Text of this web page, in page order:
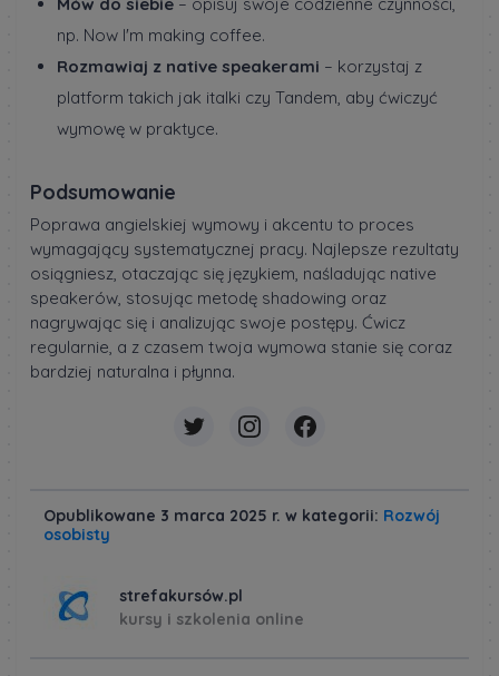
np. Now I'm making coffee.
Rozmawiaj z native speakerami – korzystaj z
platform takich jak italki czy Tandem, aby ćwiczyć
wymowę w praktyce.
Podsumowanie
Poprawa angielskiej wymowy i akcentu to proces
wymagający systematycznej pracy. Najlepsze rezultaty
osiągniesz, otaczając się językiem, naśladując native
speakerów, stosując metodę shadowing oraz
nagrywając się i analizując swoje postępy. Ćwicz
regularnie, a z czasem twoja wymowa stanie się coraz
bardziej naturalna i płynna.
Opublikowane 3 marca 2025 r. w kategorii: Rozwój
osobisty
strefakursów.pl
kursy i szkolenia online